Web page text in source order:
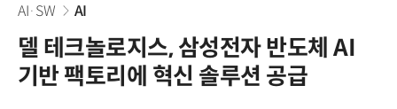
AI·SW AI
델 테크놀로지스, 삼성전자 반도체 AI
기반 팩토리에 혁신 솔루션 공급